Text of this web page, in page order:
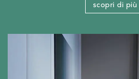
scopri di più